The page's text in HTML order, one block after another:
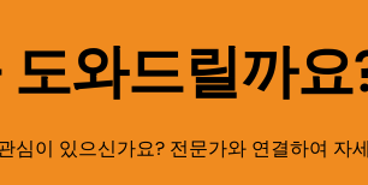
와드릴까요
심이 있으신가요? 전문가와 연결하여